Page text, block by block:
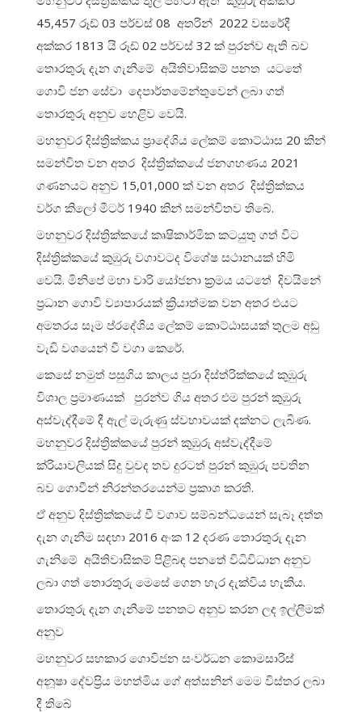
45,457 රූඩ් 03 පර්චස් 08 අතරින් 2022 වසරේදී
අක්කර 1813 යි රූඩ් 02 පර්චස් 32 ක් පුරන්ව ඇති බව
තොරතුරු දැන ගැනීමේ අයිතිවාසිකම් පනත යටතේ
ගොවි ජන සේවා දෙපාර්තමේන්තුවෙන් ලබා ගත්
තොරතුරු අනුව හෙළිව වෙයි.
මහනුවර දිස්ත්‍රික්කය ප්‍රාදේශිය ලේකම් කොට්ඨාස 20 කින්
සමන්විත වන අතර දිස්ත්‍රික්කයේ ජනගහණය 2021
ගණනයට අනුව 15,01,000 ක් වන අතර දිස්ත්‍රික්කය
වර්ග කිලෝ මීටර් 1940 කින් සමන්විතව තිබේ.
මහනුවර දිස්ත්‍රික්කයේ කෘෂිකාර්මික කටයුතු ගත් විට
දිස්ත්‍රික්කයේ කුඹුරු වගාවටද විශේෂ සථානයක් හිමි
වෙයි. මිනිපේ මහා වාරි යෝජනා ක්‍රමය යටතේ දිවයිනේ
ප්‍රධාන ගොවි ව්‍යාපාරයක් ක්‍රියාත්මක වන අතර එයට
අමතරය සෑම ප්රදේශිය ලේකම් කොට්ඨාසයක් තුලම අඩු
වැඩි වශයෙන් වී වගා කෙරේ.
කෙසේ නමුත් පසුගිය කාලය පුරා දිස්ත්රික්කයේ කුඹුරු
විශාල ප්‍රමාණයක් පුරන්ව ගිය අතර එම පුරන් කුඹුරු
අස්වැද්දීමේ දී ඇල් මැරුණු ස්වභාවයක් දක්නට ලැබිණ.
මහනුවර දිස්ත්‍රික්කයේ පුරන් කුඹුරු අස්වැද්දීමේ
ක්රියාවලියක් සිදු වුවද තව දුරටත් පුරන් කුඹුරු පවතින
බව ගොවීන් නිරන්තරයෙන්ම ප්‍රකාශ කරති.
ඒ අනුව දිස්ත්‍රික්කයේ වී වගාව සම්බන්ධයෙන් සැබෑ දත්ත
දැන ගැනීම සඳහා 2016 අංක 12 දරණ තොරතුරු දැන
ගැනිමේ අයිතිවාසිකම් පිළිබඳ පනතේ විධිවිධාන අනුව
ලබා ගත් තොරතුරු මෙසේ ගෙන හැර දැක්විය හැකිය.
තොරතුරු දැන ගැනීමේ පනතට අනුව කරන ලද ඉල්ලීමක්
අනුව
මහනුවර සහකාර ගොවිජන සංවර්ධන කොමසාරිස්
අනූෂා දේවප්‍රිය මහත්මිය ගේ අත්සනින් මෙම විස්තර ලබා
දී තිබේ